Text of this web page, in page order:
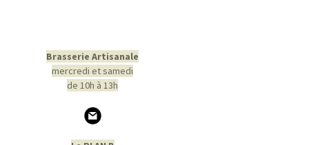
Brasserie Artisanale
mercredi et samedi
de 10h à 13h